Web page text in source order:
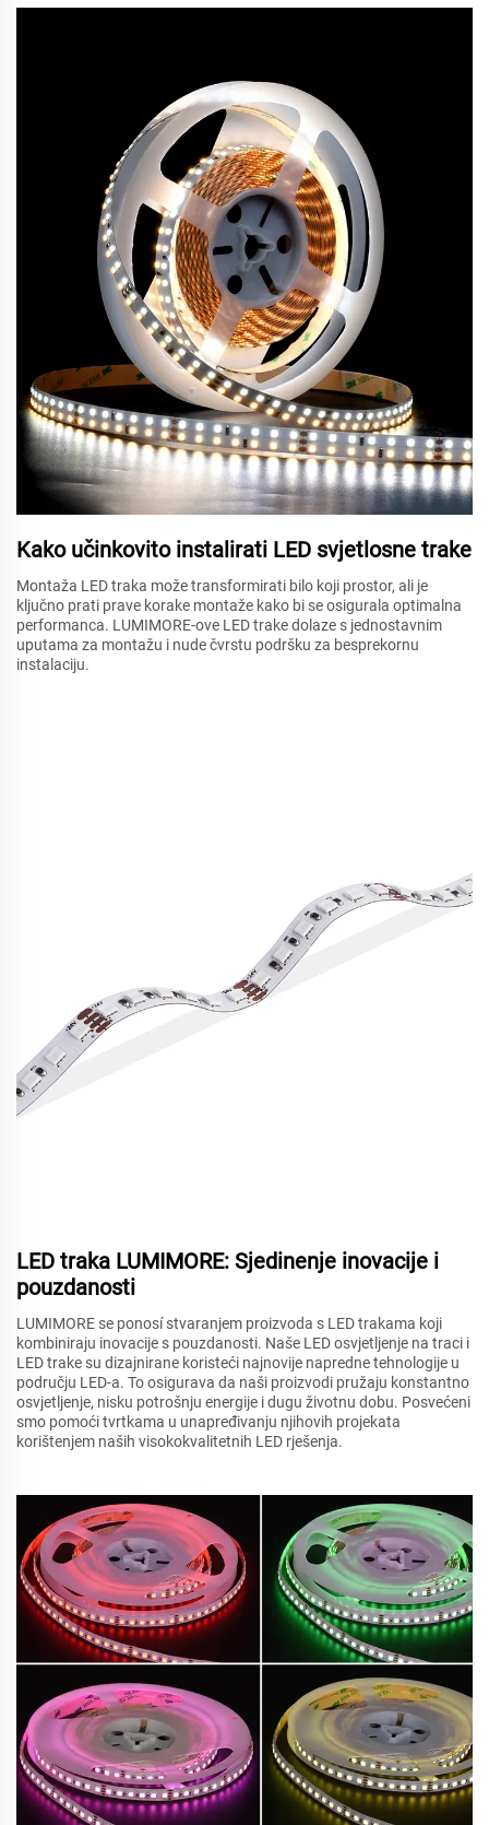
Kako učinkovito instalirati LED svjetlosne trake
Montaža LED traka može transformirati bilo koji prostor, ali je
ključno prati prave korake montaže kako bi se osigurala optimalna
performanca. LUMIMORE-ove LED trake dolaze s jednostavnim
uputama za montažu i nude čvrstu podršku za besprekornu
instalaciju.
LED traka LUMIMORE: Sjedinenje inovacije i
pouzdanosti
LUMIMORE se ponosí stvaranjem proizvoda s LED trakama koji
kombiniraju inovacije s pouzdanosti. Naše LED osvjetljenje na traci i
LED trake su dizajnirane koristeći najnovije napredne tehnologije u
području LED-a. To osigurava da naši proizvodi pružaju konstantno
osvjetljenje, nisku potrošnju energije i dugu životnu dobu. Posvećeni
smo pomoći tvrtkama u unapređivanju njihovih projekata
korištenjem naših visokokvalitetnih LED rješenja.